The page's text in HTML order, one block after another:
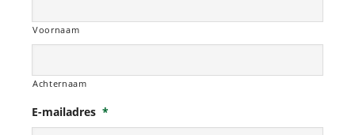
Voornaam
Achternaam
E-mailadres *